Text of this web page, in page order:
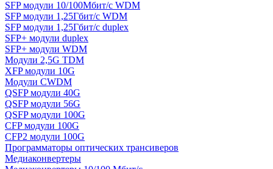
SFP модули 10/100Мбит/с WDM
SFP модули 1,25Гбит/с WDM
SFP модули 1,25Гбит/с duplex
SFP+ модули duplex
SFP+ модули WDM
Модули 2,5G TDM
XFP модули 10G
Модули CWDM
QSFP модули 40G
QSFP модули 56G
QSFP модули 100G
CFP модули 100G
CFP2 модули 100G
Программаторы оптических трансиверов
Медиаконвертеры